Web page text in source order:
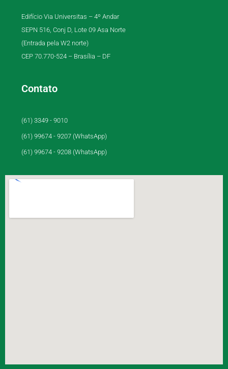
Edifício Via Universitas – 4º Andar
SEPN 516, Conj D, Lote 09 Asa Norte
(Entrada pela W2 norte)
CEP 70.770-524 – Brasília – DF
Contato
(61) 3349 - 9010
(61) 99674 - 9207 (WhatsApp)
(61) 99674 - 9208 (WhatsApp)